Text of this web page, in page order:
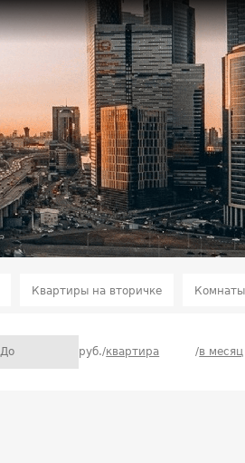
Квартиры на вторичке Комнаты
руб./квартира /в месяц